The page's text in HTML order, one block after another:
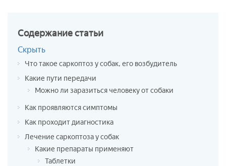
Содержаниестатьи
Скрыть
Что такое саркоптоз у собак, его возбудитель
Какие пути передачи
Можно ли заразиться человеку от собаки
Как проявляются симптомы
Как проходит диагностика
Лечение саркоптоза у собак
Какие препараты применяют
Таблетки